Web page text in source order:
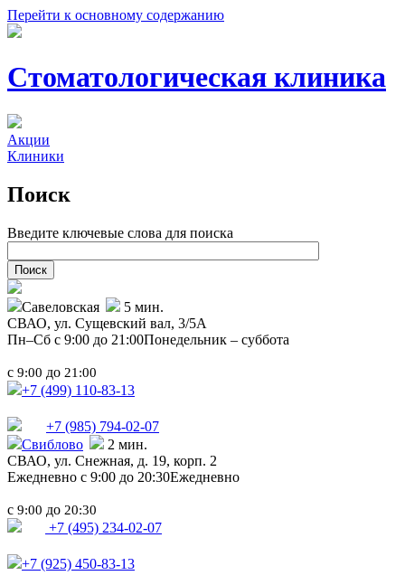
Перейти к основному содержанию
Стоматологическая клиника
Акции
Клиники
Поиск
Введите ключевые слова для поиска
Савеловская
5 мин.
СВАО, ул. Сущевский вал, 3/5А
Пн–Сб с 9:00 до 21:00Понедельник – суббота
с 9:00 до 21:00
+7 (499) 110-83-13
+7 (985) 794-02-07
Свиблово
2 мин.
СВАО, ул. Снежная, д. 19, корп. 2
Ежедневно с 9:00 до 20:30Ежедневно
с 9:00 до 20:30
+7 (495) 234-02-07
+7 (925) 450-83-13